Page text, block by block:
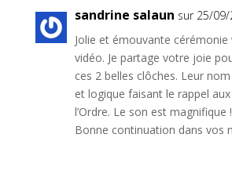
sandrine salaun sur 25/09/
Jolie et émouvante cérémonie
vidéo. Je partage votre joie
ces 2 belles clôches. Leur
et logique faisant le rappel
l’Ordre. Le son est magnifique !
Bonne continuation dans vos